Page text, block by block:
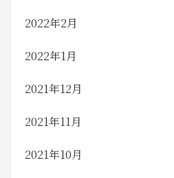
2022年2月
2022年1月
2021年12月
2021年11月
2021年10月